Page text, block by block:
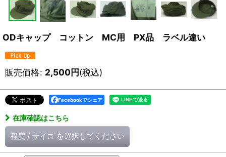
ODキャップ コットン MC用 PX品 ラベル違い
販売価格: 2,500円(税込)
Facebookでシェア
在庫確認はこちら
程度 / サイズ を選択してください